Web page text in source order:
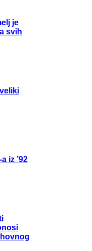
je
svih
iz ’92